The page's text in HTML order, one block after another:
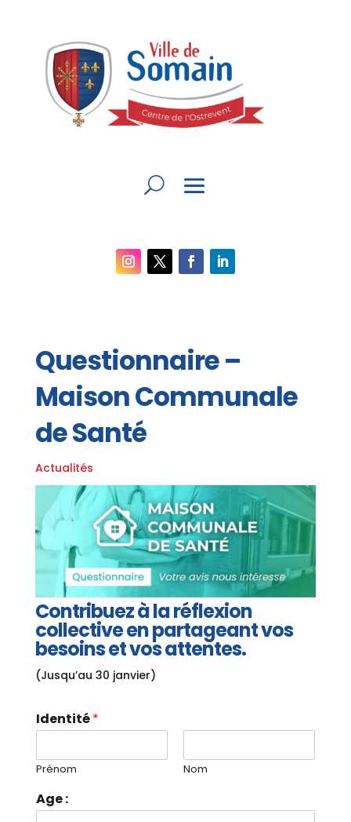
Questionnaire –
Maison Communale
de Santé
Actualités
Contribuez à la réflexion
collective en partageant vos
besoins et vos attentes.
(Jusqu’au 30 janvier)
Identité*
Prénom Nom
Age :